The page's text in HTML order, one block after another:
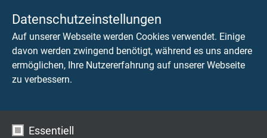
Datenschutzeinstellungen
Auf unserer Webseite werden Cookies verwendet. Einige
davon werden zwingend benötigt, während es uns andere
ermöglichen, Ihre Nutzererfahrung auf unserer Webseite
zu verbessern.
Essentiell
0,75 mm²
L62344107
19 AWG (23/32) •
41